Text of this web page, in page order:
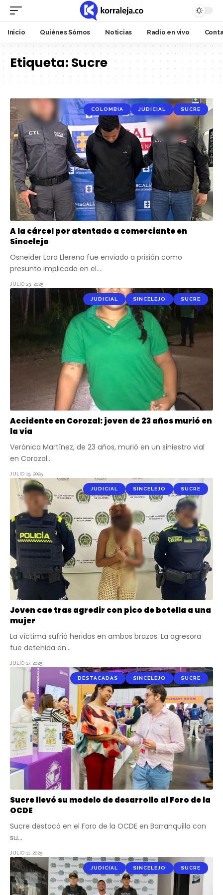
Inicio Quiénes Sómos Noticias Radio en vivo
Etiqueta:Sucre
COLOMBIA JUDICIAL SUCRE
A la cárcel por atentado a comerciante en
Sincelejo
Osneider Lora Llerena fue enviado a prisión como
presunto implicado en el…
JULIO 23, 2025
JUDICIAL SINCELEJO SUCRE
Accidente en Corozal: joven de 23 años murió en
la vía
Verónica Martínez, de 23 años, murió en un siniestro vial
en Corozal…
JULIO 19, 2025
JUDICIAL SINCELEJO SUCRE
Joven cae tras agredir con pico de botella a una
mujer
La víctima sufrió heridas en ambos brazos. La agresora
fue detenida en…
JULIO 17, 2025
DESTACADAS SINCELEJO SUCRE
Sucre llevó su modelo de desarrollo al Foro de la
OCDE
Sucre destacó en el Foro de la OCDE en Barranquilla con
su…
JULIO 11, 2025
JUDICIAL SINCELEJO SUCRE